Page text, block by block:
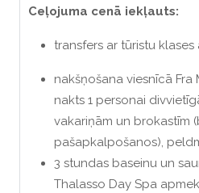
Ceļojuma cenā iekļauts:
transfers ar tūristu
nakšņošana viesnīcā Fra
nakts 1 personai
vakariņām un brokastīm
pašapkalpošanos),
3 stundas baseinu un
Thalasso Day Spa